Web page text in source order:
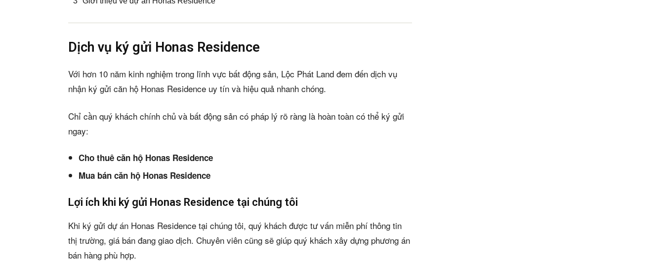
Dịch vụ ký gửi Honas Residence
Với hơn 10 năm kinh nghiệm trong lĩnh vực bất động sản, Lộc Phát Land đem đến dịch vụ
nhận ký gửi căn hộ Honas Residence uy tín và hiệu quả nhanh chóng.
Chỉ cần quý khách chính chủ và bất động sản có pháp lý rõ ràng là hoàn toàn có thể ký gửi
ngay:
Cho thuê căn hộ Honas Residence
Mua bán căn hộ Honas Residence
Lợi ích khi ký gửi Honas Residence tại chúng tôi
Khi ký gửi dự án Honas Residence tại chúng tôi, quý khách được tư vấn miễn phí thông tin
thị trường, giá bán đang giao dịch. Chuyên viên cũng sẽ giúp quý khách xây dựng phương án
bán hàng phù hợp.